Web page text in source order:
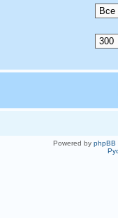
Powered by phpBB